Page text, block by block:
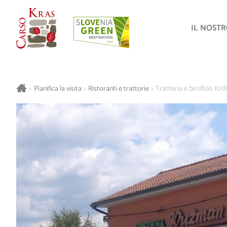
IL
> Pianifica la visita > Ristoranti e trattorie > Trattoria e birrificio